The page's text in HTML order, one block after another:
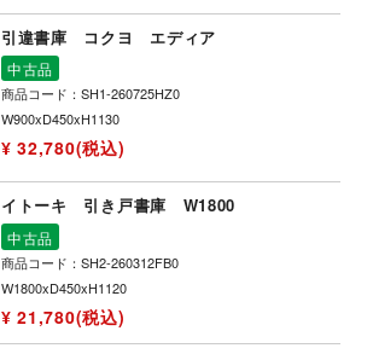
引違書庫 コクヨ エディア
中古品
商品コード：SH1-260725HZ0
W900xD450xH1130
¥ 32,780(税込)
イトーキ 引き戸書庫 W1800
中古品
商品コード：SH2-260312FB0
W1800xD450xH1120
¥ 21,780(税込)